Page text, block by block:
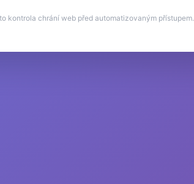
kontrola chrání web před automatizovaným přístupem.